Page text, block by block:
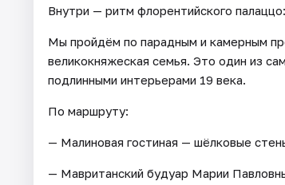
Внутри — ритм флорентийского
Мы пройдём по парадным и камерным
великокняжеская семья. Это один из
подлинными интерьерами 19 века.
По маршруту:
— Малиновая гостиная — шёлковые
— Мавританский будуар Марии